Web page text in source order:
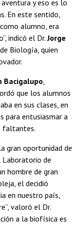
y eso es lo
En este sentido,
alumno, era
indicó el Dr.Jorge
Biología, quien
Bacigalupo,
que los alumnos
en sus clases, en
para entusiasmar a
faltantes.
gran oportunidad de
de
hombre de gran
el decidió
en nuestro país,
valoró el Dr.
a la biofísica es